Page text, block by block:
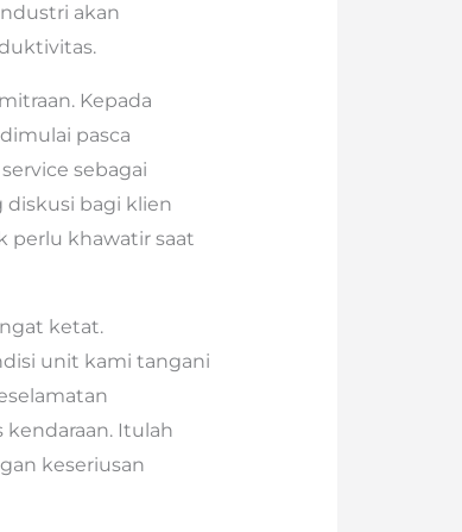
akan
Kepada
pasca
sebagai
diskusi bagi klien
perlu khawatir saat
ketat.
unit kami tangani
Itulah
keseriusan